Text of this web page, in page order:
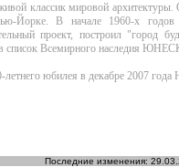
классик мировой
В начале 1960-х годов
проект, построил "город
список Всемирного наследия
летнего юбилея в декабре 2007
Последние